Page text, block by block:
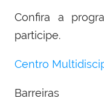
Confira a
participe.
Centro
Barreiras